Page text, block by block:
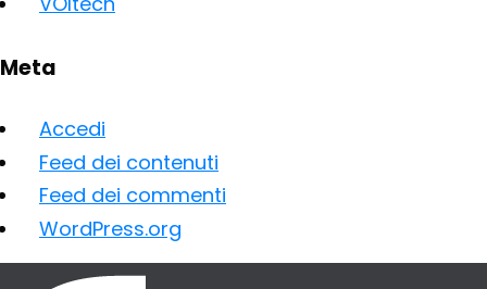
Meta
Accedi
Feed dei contenuti
Feed dei commenti
WordPress.org